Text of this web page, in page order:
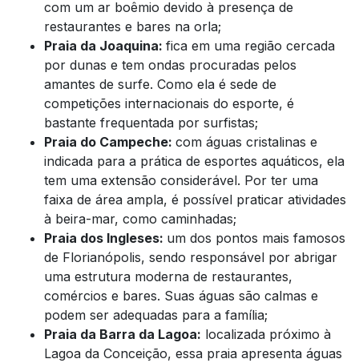
com um ar boêmio devido à presença de
restaurantes e bares na orla;
Praia da Joaquina: fica em uma região cercada
por dunas e tem ondas procuradas pelos
amantes de surfe. Como ela é sede de
competições internacionais do esporte, é
bastante frequentada por surfistas;
Praia do Campeche: com águas cristalinas e
indicada para a prática de esportes aquáticos, ela
tem uma extensão considerável. Por ter uma
faixa de área ampla, é possível praticar atividades
à beira-mar, como caminhadas;
Praia dos Ingleses: um dos pontos mais famosos
de Florianópolis, sendo responsável por abrigar
uma estrutura moderna de restaurantes,
comércios e bares. Suas águas são calmas e
podem ser adequadas para a família;
Praia da Barra da Lagoa: localizada próximo à
Lagoa da Conceição, essa praia apresenta águas